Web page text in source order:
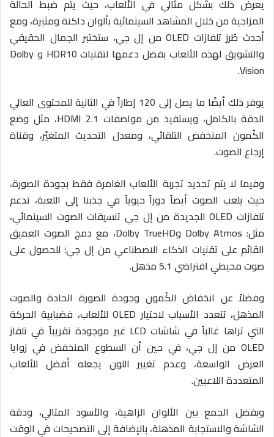
يعرض ذلك بشكل مثالي في الألعاب، حيث يتم ضبط الحالة
المزاجية من خلال المشاهد السينمائية بألوان داكنة ومثيرة، ومع
أحدث طُرز تلفازات OLED من إل جي، ستختبر الجمال الحقيقي
والتشويق لهذه الألعاب بفضل دعمها لتقنيات HDR10 و Dolby
Vision.
يوفر ذلك أيضًا ما يصل إلى 120 إطاراً في الثانية للمحتوى العالي
الدقة بالكامل، ويستفيد من مواصفات HDMI 2.1، مثل وضع
الكُمون المنخفض التلقائي، ومعدل التحديث المتغيّر، وقناة
إرجاع الصوت.
وفيما لا يتم تحديد تجربة الألعاب الغامرة فقط بجودة الصورة،
حيث يلعب الصوت أيضاً دوراً حيوياً في جذبنا إلى اللعبة، تدعم
تلفازات OLED الجديدة من إل جي تنسيقات الصوت السينمائي،
مثل: Dolby Atmos وDolby TrueHD، مع دمج الصوت العميق
القائم على تقنيات الذكاء الاصطناعي من إل جي؛ للحصول على
صوت محيطي افتراضي 5.1 مذهل.
وفضلاً عن انخفاض الكُمون وجودة الصورة الحادة والصوت
المذهل، تتعدد الأسباب لاختيار OLED للألعاب، فضبابية الحركة
التي تراها غالباً في شاشات LCD غير موجودة تقريباً في تلفاز
OLED من إل جي، في حين أن السطوع المنخفض في زوايا
العرض الواسعة، وعدم تغيير اللون يجعله أفضل للألعاب
المتعددة اللاعبين.
وبفضل الجمع بين الألوان الزاهية، والأسود المثالي، ودقة
الشاشة والاستجابة المذهلة، بالإضافة إلى التصحيحات في الوقت